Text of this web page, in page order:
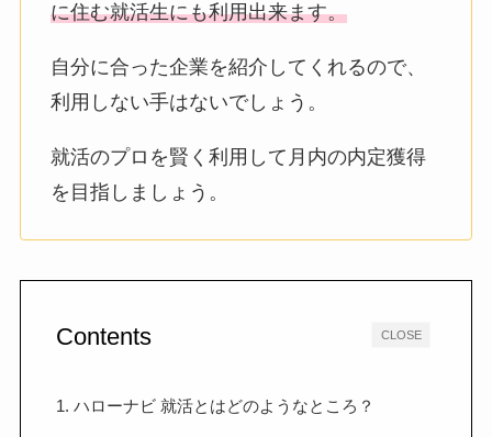
に住む就活生にも利用出来ます。
自分に合った企業を紹介してくれるので、
利用しない手はないでしょう。
就活のプロを賢く利用して月内の内定獲得
を目指しましょう。
CLOSE
Contents
1. ハローナビ 就活とはどのようなところ？